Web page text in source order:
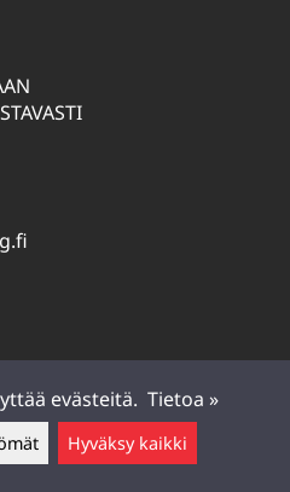
Jätä viesti ▲
evästeitä. Tietoa »
Hyväksy kaikki